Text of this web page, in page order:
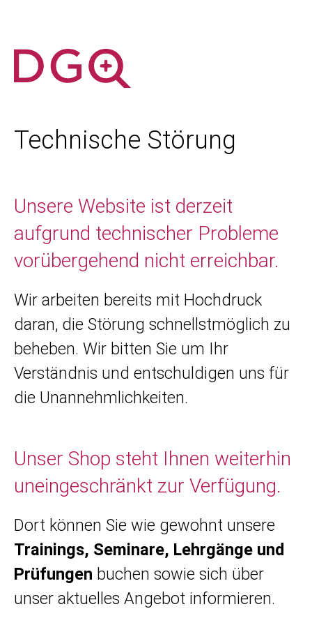
Technische Störung
Unsere Website ist derzeit
aufgrund technischer Probleme
vorübergehend nicht erreichbar.
Wir arbeiten bereits mit Hochdruck
daran, die Störung schnellstmöglich zu
beheben. Wir bitten Sie um Ihr
Verständnis und entschuldigen uns für
die Unannehmlichkeiten.
Unser Shop steht Ihnen weiterhin
uneingeschränkt zur Verfügung.
Dort können Sie wie gewohnt unsere
Trainings, Seminare, Lehrgänge und
Prüfungen buchen sowie sich über
unser aktuelles Angebot informieren.